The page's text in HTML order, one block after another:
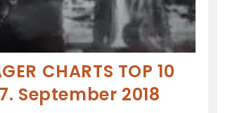
CHARTS TOP 10
September 2018